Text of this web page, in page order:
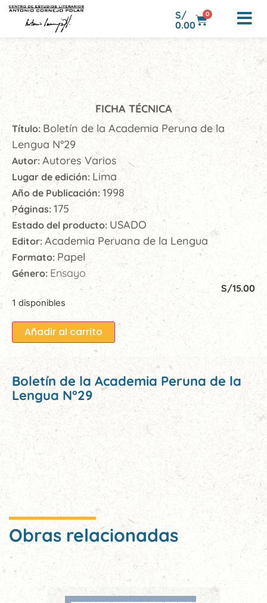
S/
0.00
0
FICHA TÉCNICA
Título: Boletín de la Academia Peruna de la
Lengua N°29
Autor: Autores Varios
Lugar de edición: Lima
Año de Publicación:1998
Páginas: 175
Estado del producto: USADO
Editor: Academia Peruana de la Lengua
Formato: Papel
Género: Ensayo
S/15.00
1 disponibles
Añadir al carrito
Boletín de la Academia Peruna de la
Lengua N°29
Obras relacionadas